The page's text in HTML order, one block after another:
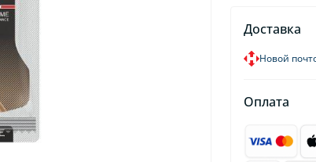
Доставка
Новой
Оплата